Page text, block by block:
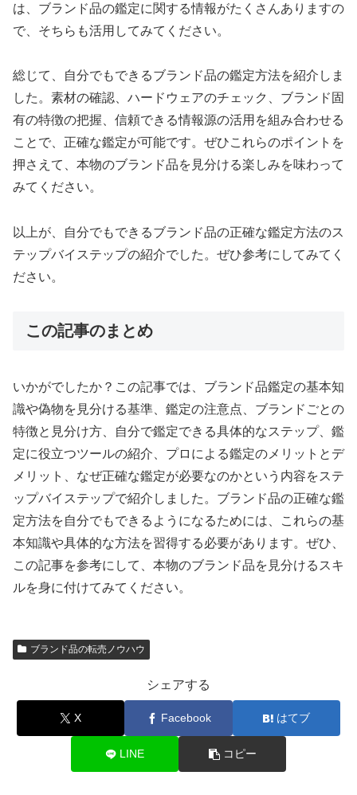
は、ブランド品の鑑定に関する情報がたくさんありますの
で、そちらも活用してみてください。
総じて、自分でもできるブランド品の鑑定方法を紹介しま
した。素材の確認、ハードウェアのチェック、ブランド固
有の特徴の把握、信頼できる情報源の活用を組み合わせる
ことで、正確な鑑定が可能です。ぜひこれらのポイントを
押さえて、本物のブランド品を見分ける楽しみを味わって
みてください。
以上が、自分でもできるブランド品の正確な鑑定方法のス
テップバイステップの紹介でした。ぜひ参考にしてみてく
ださい。
この記事のまとめ
いかがでしたか？この記事では、ブランド品鑑定の基本知
識や偽物を見分ける基準、鑑定の注意点、ブランドごとの
特徴と見分け方、自分で鑑定できる具体的なステップ、鑑
定に役立つツールの紹介、プロによる鑑定のメリットとデ
メリット、なぜ正確な鑑定が必要なのかという内容をステ
ップバイステップで紹介しました。ブランド品の正確な鑑
定方法を自分でもできるようになるためには、これらの基
本知識や具体的な方法を習得する必要があります。ぜひ、
この記事を参考にして、本物のブランド品を見分けるスキ
ルを身に付けてみてください。
ブランド品の転売ノウハウ
シェアする
X Facebook はてブ
LINE コピー